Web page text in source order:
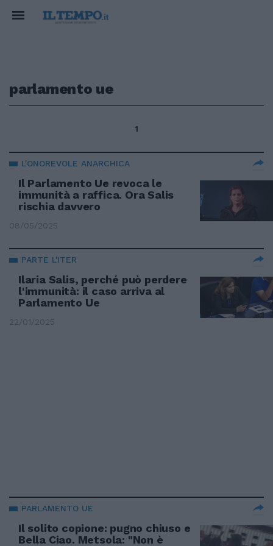
parlamento ue
1
L'ONOREVOLE ANARCHICA
Il Parlamento Ue revoca le
immunità a raffica. Ora Salis
rischia davvero
08/05/2025
PARTE L'ITER
Ilaria Salis, perché può perdere
l'immunità: il caso arriva al
Parlamento Ue
22/01/2025
PARLAMENTO UE
Il solito copione: pugno chiuso e
Bella Ciao. Metsola: "Non è